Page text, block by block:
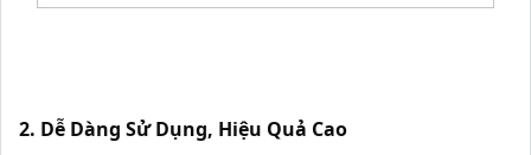
2. Dễ Dàng Sử Dụng, Hiệu Quả Cao